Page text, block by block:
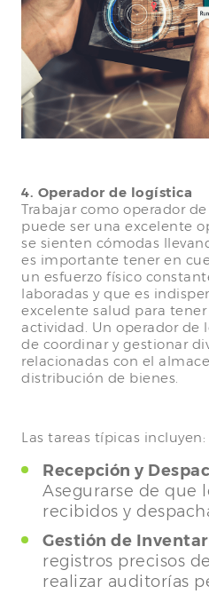
4. Operador de logística
Trabajar como operador
puede ser una excelente
se sienten cómodas
es importante tener en
un esfuerzo físico
laboradas y que es
excelente salud para
actividad. Un operador de
de coordinar y gestionar
relacionadas con el
distribución de bienes.
Las tareas típicas incluyen:
Recepción y
Asegurarse de que
recibidos y
Gestión de
registros precisos
realizar auditorías